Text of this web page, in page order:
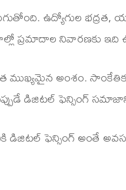
ఉద్యోగుల భద్రత,
ప్రమాదాల నివారణకు
ముఖ్యమైన అంశం.
డిజిటల్ ఫెన్సింగ్
ఫెన్సింగ్ అంతే